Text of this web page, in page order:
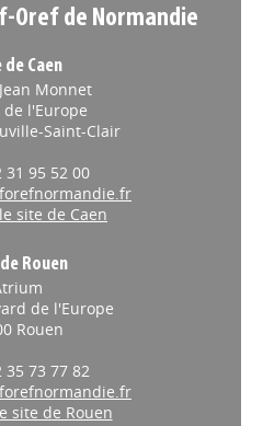
Oref de Normandie
de Caen
Monnet
de l'Europe
Saint-Clair
31 95 52 00
site de Caen
Rouen
de l'Europe
Rouen
35 73 77 82
site de Rouen